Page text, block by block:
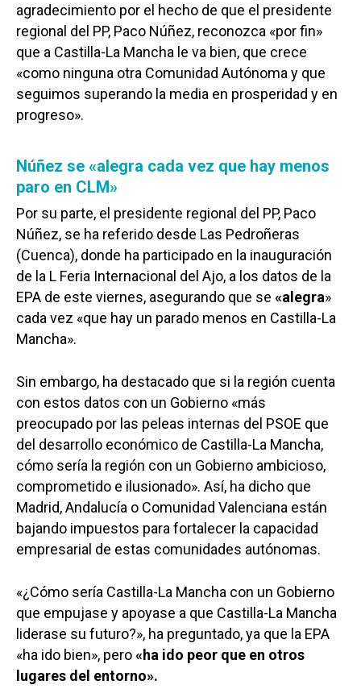
agradecimiento por el hecho de que el presidente
regional del PP, Paco Núñez, reconozca «por fin»
que a Castilla-La Mancha le va bien, que crece
«como ninguna otra Comunidad Autónoma y que
seguimos superando la media en prosperidad y en
progreso».
Núñez se «alegra cada vez que hay menos
paro en CLM»
Por su parte, el presidente regional del PP, Paco
Núñez, se ha referido desde Las Pedroñeras
(Cuenca), donde ha participado en la inauguración
de la L Feria Internacional del Ajo, a los datos de la
EPA de este viernes, asegurando que se «alegra»
cada vez «que hay un parado menos en Castilla-La
Mancha».
Sin embargo, ha destacado que si la región cuenta
con estos datos con un Gobierno «más
preocupado por las peleas internas del PSOE que
del desarrollo económico de Castilla-La Mancha,
cómo sería la región con un Gobierno ambicioso,
comprometido e ilusionado». Así, ha dicho que
Madrid, Andalucía o Comunidad Valenciana están
bajando impuestos para fortalecer la capacidad
empresarial de estas comunidades autónomas.
«¿Cómo sería Castilla-La Mancha con un Gobierno
que empujase y apoyase a que Castilla-La Mancha
liderase su futuro?», ha preguntado, ya que la EPA
«ha ido bien», pero«ha ido peor que en otros
lugares del entorno».